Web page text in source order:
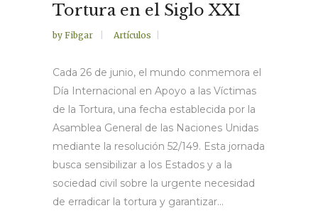
Tortura en el Siglo XXI
by Fibgar Artículos
Cada 26 de junio, el mundo conmemora el
Día Internacional en Apoyo a las Víctimas
de la Tortura, una fecha establecida por la
Asamblea General de las Naciones Unidas
mediante la resolución 52/149. Esta jornada
busca sensibilizar a los Estados y a la
sociedad civil sobre la urgente necesidad
de erradicar la tortura y garantizar...